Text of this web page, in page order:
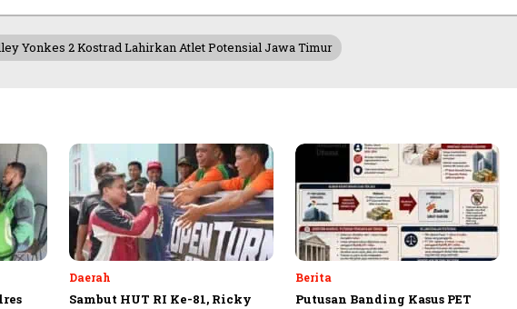
Yonkes 2 Kostrad Lahirkan Atlet Potensial Jawa Timur
Daerah
Sambut HUT RI Ke-81, Ricky
Berita
Putusan Banding Kasus PET